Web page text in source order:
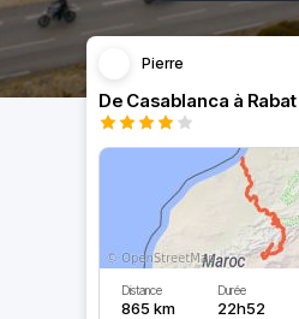
Pierre
Distance
865 km
Durée
22h52